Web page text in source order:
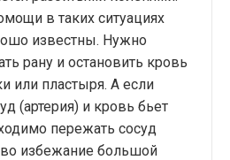
в таких ситуациях
известны. Нужно
рану и остановить кровь
или пластыря. А если
(артерия) и кровь бьет
пережать сосуд
избежание большой